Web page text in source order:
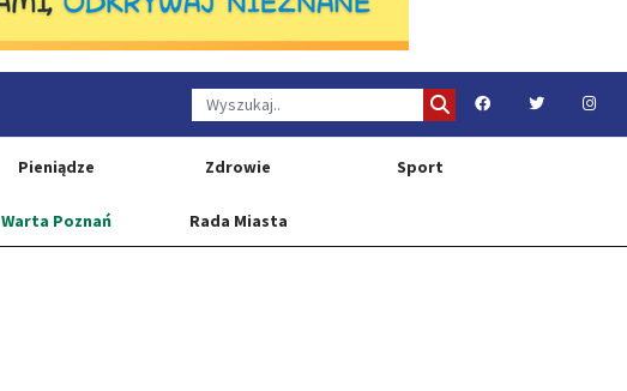
Pieniądze Zdrowie Sport
Warta Poznań Rada Miasta